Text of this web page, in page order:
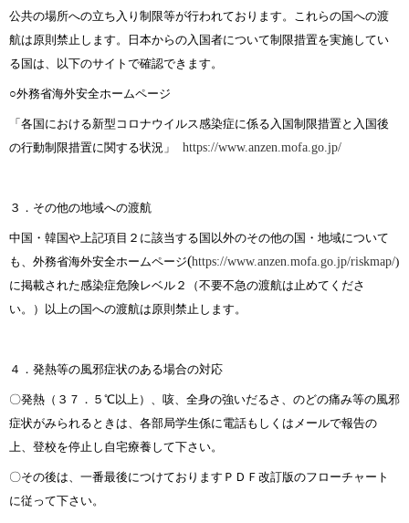
公共の場所への立ち入り制限等が行われております。これらの国への渡
航は原則禁止します。日本からの入国者について制限措置を実施してい
る国は、以下のサイトで確認できます。
○外務省海外安全ホームページ
「各国における新型コロナウイルス感染症に係る入国制限措置と入国後
の行動制限措置に関する状況」
https://www.anzen.mofa.go.jp/
３．その他の地域への渡航
中国・韓国や上記項目２に該当する国以外のその他の国・地域について
も、外務省海外安全ホームページ(https://www.anzen.mofa.go.jp/riskmap/)
に掲載された感染症危険レベル２（不要不急の渡航は止めてくださ
い。）以上の国への渡航は原則禁止します。
４．発熱等の風邪症状のある場合の対応
〇発熱（３７．５℃以上）、咳、全身の強いだるさ、のどの痛み等の風邪
症状がみられるときは、各部局学生係に電話もしくはメールで報告の
上、登校を停止し自宅療養して下さい。
〇その後は、一番最後につけておりますＰＤＦ改訂版のフローチャート
に従って下さい。